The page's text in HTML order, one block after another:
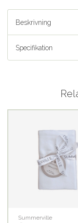
Beskrivning
Specifikation
Summerville